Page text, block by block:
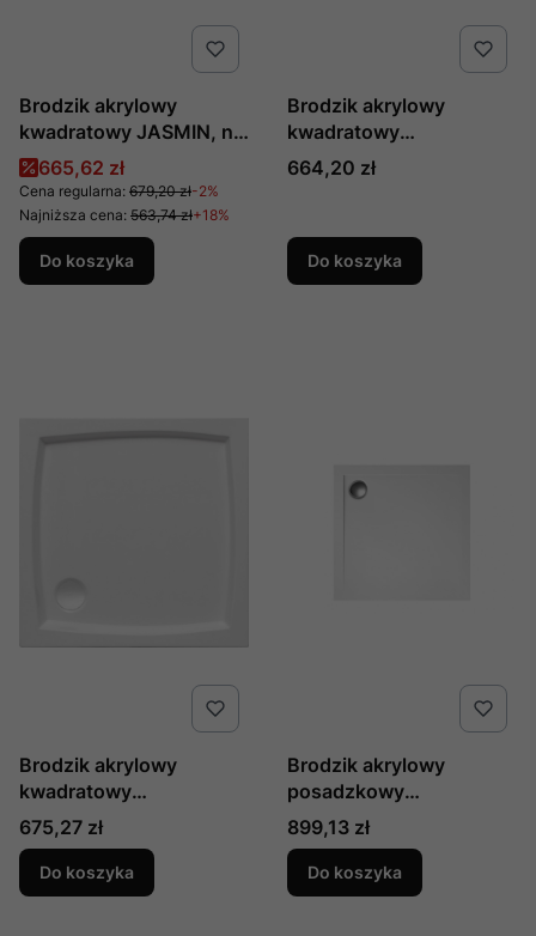
Brodzik akrylowy
kwadratowy JASMIN, nr
kat. KGJ_041B,
producent Deante
Cena promocyjna
665,62 zł
Cena regularna: 679,20 zł-2%
Najniższa cena: 563,74 zł+18%
Do koszyka
Brodzik akrylowy
kwadratowy
kompaktowy 90 x 90 x 5
cm NOWY STYL
Cena
664,20 zł
Do koszyka
Brodzik akrylowy
kwadratowy
kompaktowy 90 x 90 x 5
cm PATIO produkcji
Polimat
Cena
675,27 zł
Do koszyka
Brodzik akrylowy
posadzkowy
kwadratowy GEOS
90x90x1,5 cm produkcji
Polimat
Cena
899,13 zł
Do koszyka